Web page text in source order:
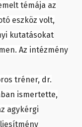
témája az
eszköz volt,
kutatásokat
Az intézmény
tréner, dr.
ismertette,
agykérgi